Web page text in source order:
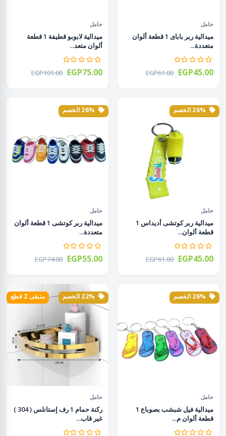
حامل
ميدالية ربر باباى 1 قطعة ألوان
متعددة...
EGP61.00 EGP45.00
حامل
ميدالية لابوبو قطيفة 1 قطعة
ألوان متعد...
EGP101.00 EGP75.00
حامل
ميدالية ربر كوتشى أديداس 1
قطعة ألوان...
EGP61.00 EGP45.00
حامل
ميدالية ربر كوتشى 1 قطعة ألوان
متعددة...
EGP74.00 EGP55.00
حامل
ميدالية فيل شبشب بصوباع 1
قطعة ألوان م...
متبقى 2 قطع
حامل
ركنة حمام 1 رف إستانلس ( 304 )
غير قاب...